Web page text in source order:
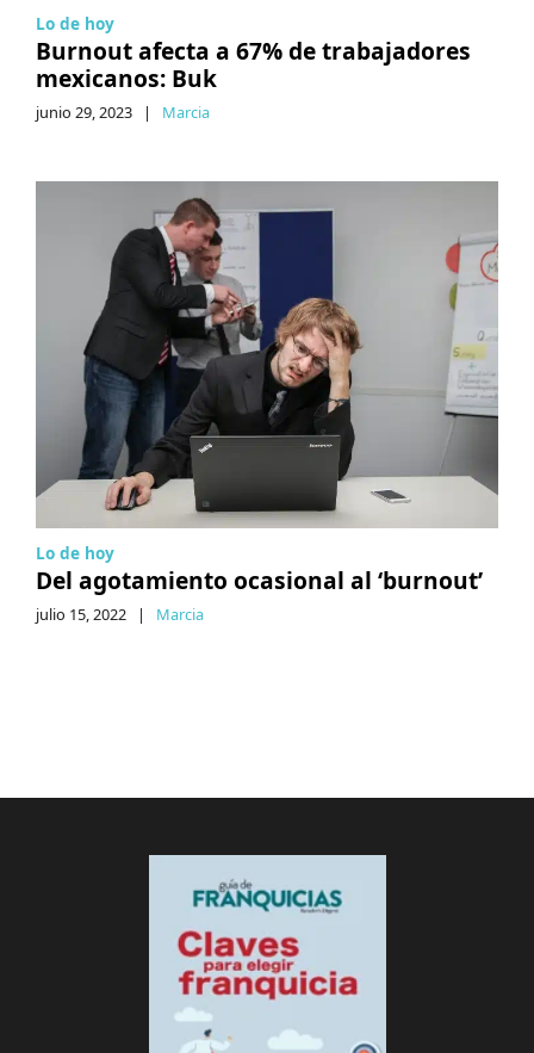
Lo de hoy
Burnout afecta a 67% de trabajadores
mexicanos: Buk
junio 29, 2023 | Marcia
Lo de hoy
Del agotamiento ocasional al ‘burnout’
julio 15, 2022 | Marcia